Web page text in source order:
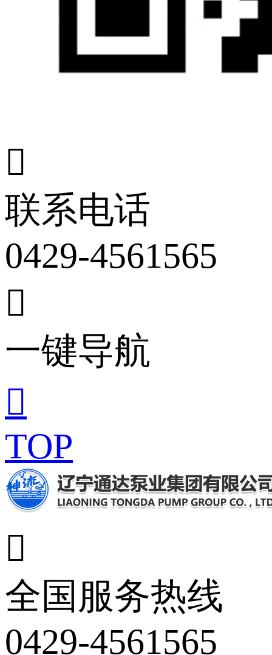

联系电话
0429-4561565

一键导航

TOP

全国服务热线
0429-4561565